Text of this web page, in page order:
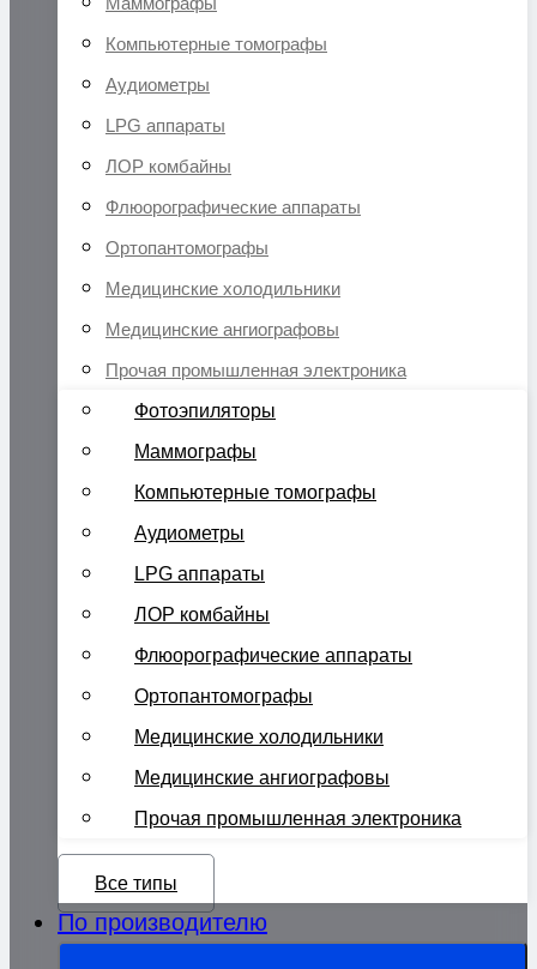
Компьютерные томографы
Аудиометры
LPG аппараты
ЛОР комбайны
Флюорографические аппараты
Ортопантомографы
Медицинские холодильники
Медицинские ангиографовы
Прочая промышленная электроника
Фотоэпиляторы
Маммографы
Компьютерные томографы
Аудиометры
LPG аппараты
ЛОР комбайны
Флюорографические аппараты
Ортопантомографы
Медицинские холодильники
Медицинские ангиографовы
Прочая промышленная электроника
Все типы
По производителю